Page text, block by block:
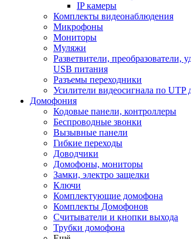
IP камеры
Комплекты видеонаблюдения
Микрофоны
Мониторы
Муляжи
Разветвители, преобразователи,
USB питания
Разъемы переходники
Усилители видеосигнала по UTP
Домофония
Кодовые панели, контроллеры
Беспроводные звонки
Вызывные панели
Гибкие переходы
Доводчики
Домофоны, мониторы
Замки, электро защелки
Ключи
Комплектующие домофона
Комплекты Домофонов
Считыватели и кнопки выхода
Трубки домофона